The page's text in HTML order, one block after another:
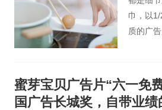
巾，以
质的广告片！ 丽邦
蜜芽宝贝广告片“六一免
国广告长城奖，自带业绩